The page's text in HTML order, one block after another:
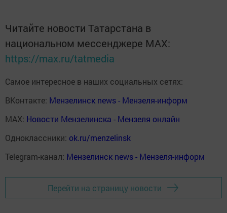
Читайте новости Татарстана в
национальном мессенджере MАХ:
https://max.ru/tatmedia
Самое интересное в наших социальных сетях:
ВКонтакте: Мензелинск news - Мензеля-информ
MAX: Новости Мензелинска - Мензеля онлайн
Одноклассники: ok.ru/menzelinsk
Telegram-канал: Мензелинск news - Мензеля-информ
Перейти на страницу новости